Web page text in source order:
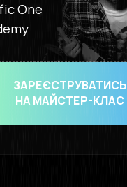
One
ЗАРЕЄСТРУВАТИСЬ
НА МАЙСТЕР-КЛАС